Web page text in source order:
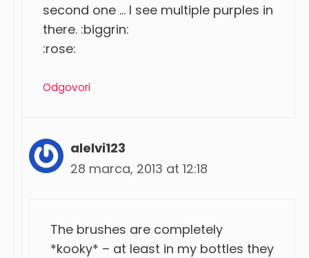
second one … I see multiple purples in
there. :biggrin:
:rose:
Odgovori
alelvi123
28 marca, 2013 at 12:18
The brushes are completely
*kooky* – at least in my bottles they